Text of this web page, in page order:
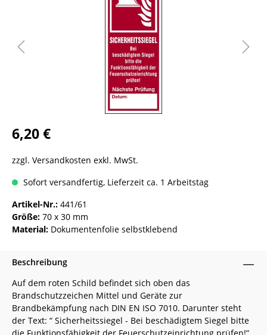
6,20 €
zzgl. Versandkosten exkl. MwSt.
Sofort versandfertig, Lieferzeit ca. 1 Arbeitstag
Artikel-Nr.: 441/61
Größe: 70 x 30 mm
Material: Dokumentenfolie selbstklebend
Beschreibung
Auf dem roten Schild befindet sich oben das
Brandschutzzeichen Mittel und Geräte zur
Brandbekämpfung nach DIN EN ISO 7010. Darunter steht
der Text: “ Sicherheitssiegel - Bei beschädigtem Siegel bitte